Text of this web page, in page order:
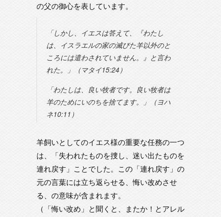
の父の御心を表しています。
「しかし、イエスは答えて、『わたし
は、イスラエルの家の滅びた羊以外のと
ころには遣わされていません。』と言わ
れた。」（マタイ15:24）
「わたしは、良い牧者です。良い牧者は
羊のためにいのちを捨てます。」（ヨハ
ネ10:11）
羊飼いとしてのイエス様の重要な任務の一つ
は、「失われたものを捜し、迷い出たものを
連れ戻す」ことでした。この「連れ戻す」の
元の言葉には立ち返らせる、悔い改めさせ
る、の意味が含まれます。
（「悔い改め」と聞くと、またか！とアレル